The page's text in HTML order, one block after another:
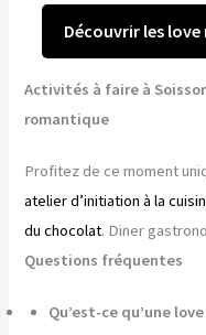
Découvrir les
Activités à faire à
romantique
Profitez de ce moment
atelier d’initiation à la
du chocolat. Diner
Questions fréquentes
Qu’est-ce qu’une